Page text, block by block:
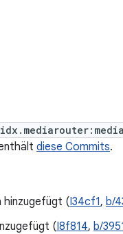
diese Commits.
hinzugefügt (I34cf1, b/
(I8f814, b/